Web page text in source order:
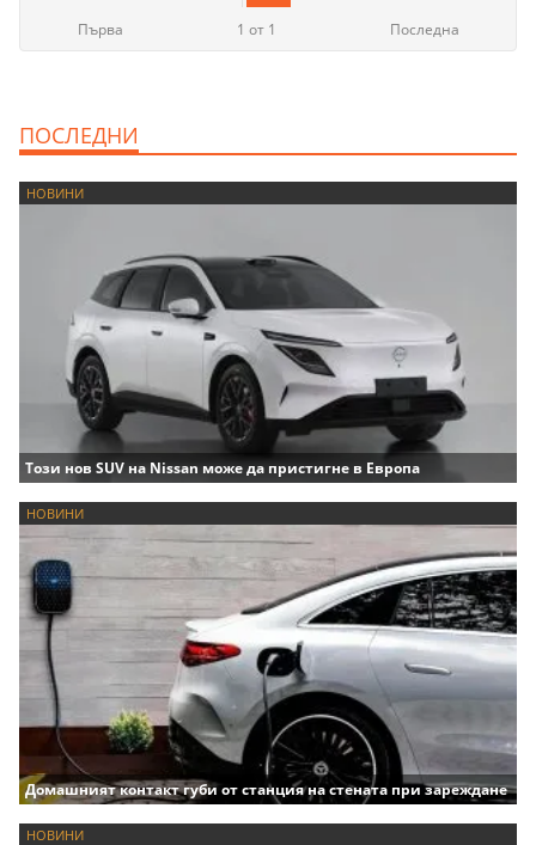
1 от 1 Последна
Първа
ПОСЛЕДНИ
НОВИНИ
Този нов SUV на Nissan може да пристигне в Европа
НОВИНИ
Домашният контакт губи от станция на стената при зареждане
НОВИНИ